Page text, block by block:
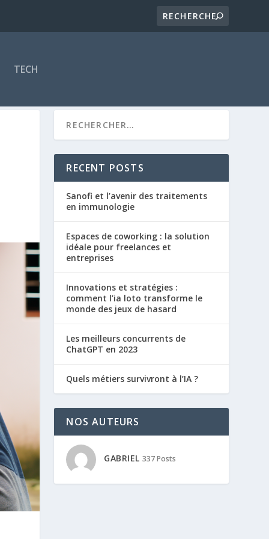
TECH
RECENT POSTS
Sanofi et l’avenir des traitements
en immunologie
Espaces de coworking : la solution
idéale pour freelances et
entreprises
Innovations et stratégies :
comment l’ia loto transforme le
monde des jeux de hasard
Les meilleurs concurrents de
ChatGPT en 2023
Quels métiers survivront à l’IA ?
NOS AUTEURS
GABRIEL 337 Posts